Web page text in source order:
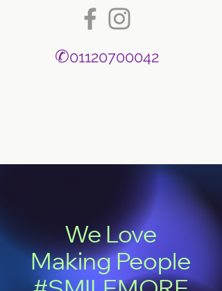
✆01120700042
We Love
Making People